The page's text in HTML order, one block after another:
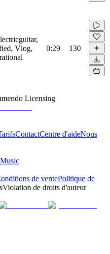
Vlog,
0:29 130
Licensing
ContactCentre d'aideNous
de ventePolitique de
Violation de droits d'auteur